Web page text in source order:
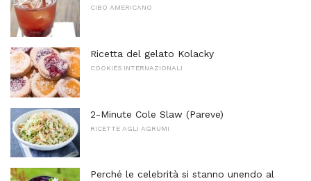
CIBO AMERICANO
Ricetta del gelato Kolacky
COOKIES INTERNAZIONALI
2-Minute Cole Slaw (Pareve)
RICETTE AGLI AGRUMI
Perché le celebrità si stanno unendo al